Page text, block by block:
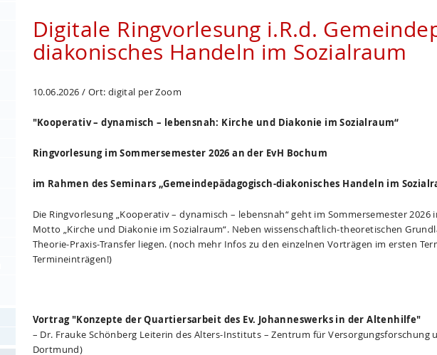
Digitale Ringvorlesung i.R.d.
diakonisches Handeln im Sozialraum
10.06.2026 / Ort: digital per Zoom
"Kooperativ – dynamisch – lebensnah: Kirche und Diakonie im Sozialraum“
Ringvorlesung im Sommersemester 2026 an der EvH Bochum
im Rahmen des Seminars „Gemeindepädagogisch-diakonisches Handeln im
Die Ringvorlesung „Kooperativ – dynamisch – lebensnah“ geht im Sommersemester
Motto „Kirche und Diakonie im Sozialraum“. Neben wissenschaftlich-theoretischen
Theorie-Praxis-Transfer liegen. (noch mehr Infos zu den einzelnen Vorträgen im ersten
Termineinträgen!)
Vortrag "Konzepte der Quartiersarbeit des Ev. Johanneswerks in der Altenhilfe"
– Dr. Frauke Schönberg Leiterin des Alters-Instituts – Zentrum für Versorgungsforschung
Dortmund)